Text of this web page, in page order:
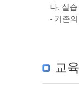
나. 실습
- 기존
교